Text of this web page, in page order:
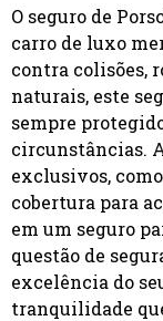
O seguro de
carro de luxo
contra colisões,
naturais, este
sempre
circunstâncias.
exclusivos,
cobertura para
em um seguro
questão de
excelência do
tranquilidade